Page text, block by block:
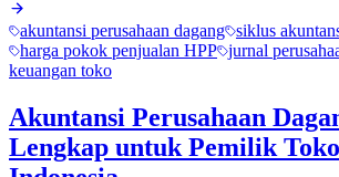
akuntansi perusahaan dagang siklus
harga pokok penjualan HPP jurnal
keuangan toko
Akuntansi Perusahaan
Lengkap untuk Pemilik